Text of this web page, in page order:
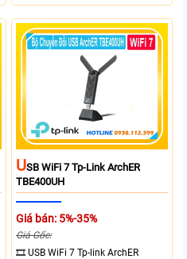
trên băng tần 5 GHz và 574 Mbps
trên băng tần 2.4 GHz. công nghệ
Band Steering, Beamforming và
Wifi 6 cung cấp hiệu suất cao và
ổn định cho mạng Wi-Fi của bạn.
USB WiFi 7 Tp-Link ArchER
TBE400UH
Giá bán: 5%-35%
Giá Gốc:
🎞 USB WiFi 7 Tp-link ArchER